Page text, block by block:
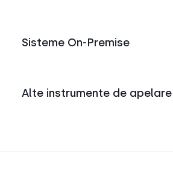
Sisteme On-Premise
Alte instrumente de